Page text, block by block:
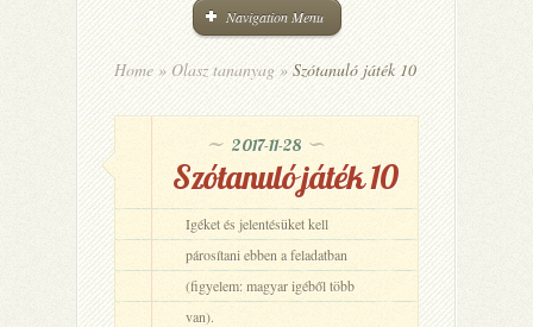
Navigation Menu
Home » Olasz tananyag »Szótanuló játék 10
2017-11-28
Szótanuló játék 10
Igéket és jelentésüket kell
párosítani ebben a feladatban
(figyelem: magyar igéből több
van).